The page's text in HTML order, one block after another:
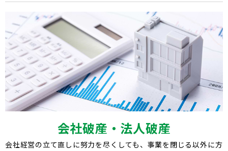
会社破産・法人破産
会社経営の立て直しに努力を尽くしても、事業を閉じる以外に方